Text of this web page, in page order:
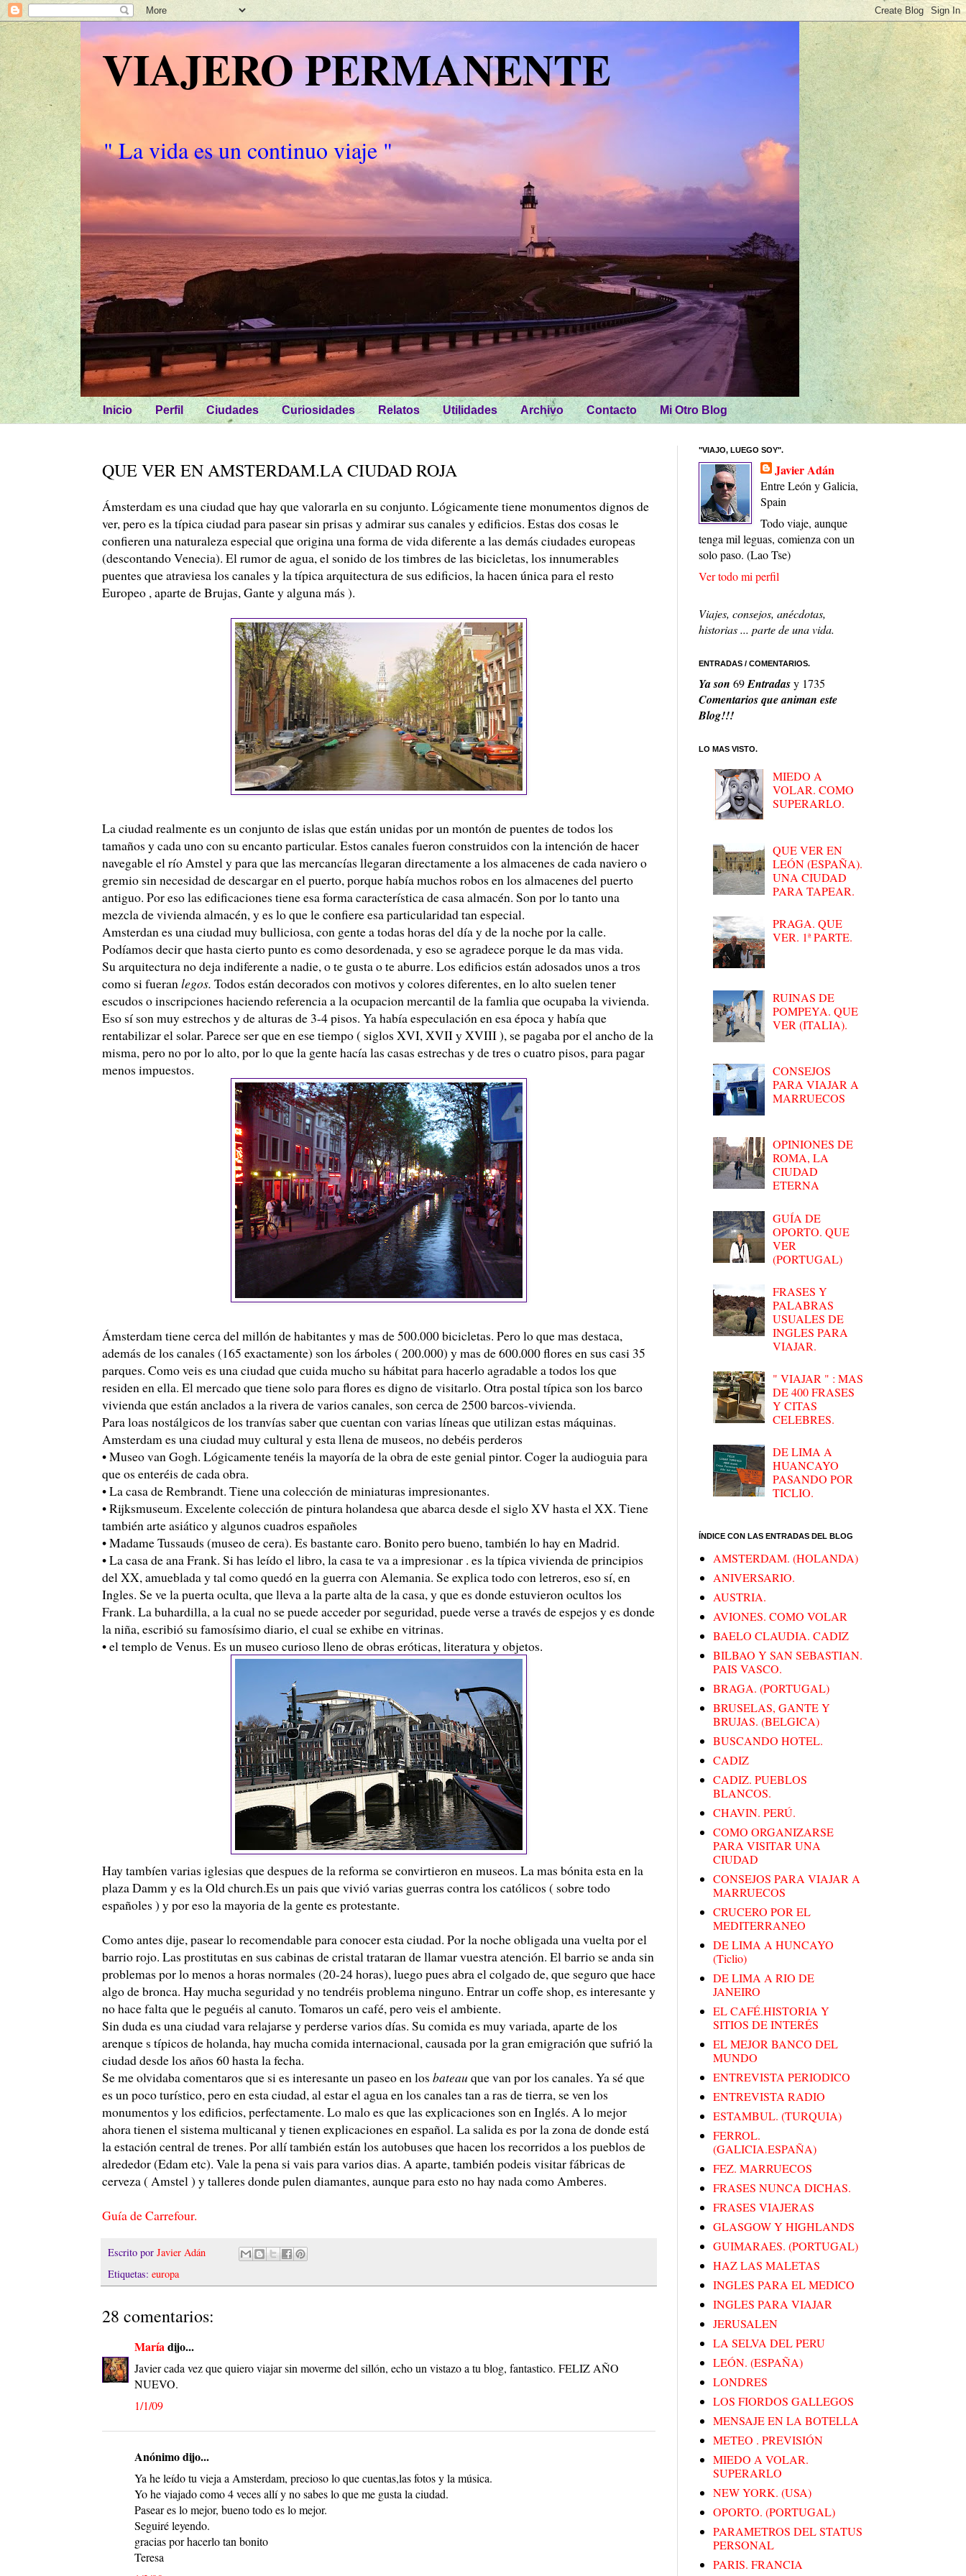
VIAJERO PERMANENTE
" La vida es un continuo viaje "
Inicio Perfil Ciudades Curiosidades Relatos Utilidades Archivo Contacto Mi Otro Blog
QUE VER EN AMSTERDAM.LA CIUDAD ROJA
Ámsterdam es una ciudad que hay que valorarla en su conjunto. Lógicamente tiene monumentos dignos de
ver, pero es la típica ciudad para pasear sin prisas y admirar sus canales y edificios. Estas dos cosas le
confieren una naturaleza especial que origina una forma de vida diferente a las demás ciudades europeas
(descontando Venecia). El rumor de agua, el sonido de los timbres de las bicicletas, los innumerables
puentes que atraviesa los canales y la típica arquitectura de sus edificios, la hacen única para el resto
Europeo , aparte de Brujas, Gante y alguna más ).
La ciudad realmente es un conjunto de islas que están unidas por un montón de puentes de todos los
tamaños y cada uno con su encanto particular. Estos canales fueron construidos con la intención de hacer
navegable el río Amstel y para que las mercancías llegaran directamente a los almacenes de cada naviero o
gremio sin necesidad de descargar en el puerto, porque había muchos robos en los almacenes del puerto
antiguo. Por eso las edificaciones tiene esa forma característica de casa almacén. Son por lo tanto una
mezcla de vivienda almacén, y es lo que le confiere esa particularidad tan especial.
Amsterdan es una ciudad muy bulliciosa, con gente a todas horas del día y de la noche por la calle.
Podíamos decir que hasta cierto punto es como desordenada, y eso se agradece porque le da mas vida.
Su arquitectura no deja indiferente a nadie, o te gusta o te aburre. Los edificios están adosados unos a tros
como si fueran legos. Todos están decorados con motivos y colores diferentes, en lo alto suelen tener
escudos o inscripciones haciendo referencia a la ocupacion mercantil de la famlia que ocupaba la vivienda.
Eso sí son muy estrechos y de alturas de 3-4 pisos. Ya había especulación en esa época y había que
rentabilizar el solar. Parece ser que en ese tiempo ( siglos XVI, XVII y XVIII ), se pagaba por el ancho de la
misma, pero no por lo alto, por lo que la gente hacía las casas estrechas y de tres o cuatro pisos, para pagar
menos impuestos.
Ámsterdam tiene cerca del millón de habitantes y mas de 500.000 bicicletas. Pero lo que mas destaca,
además de los canales (165 exactamente) son los árboles ( 200.000) y mas de 600.000 flores en sus casi 35
parques. Como veis es una ciudad que cuida mucho su hábitat para hacerlo agradable a todos los que
residen en ella. El mercado que tiene solo para flores es digno de visitarlo. Otra postal típica son los barco
vivienda que están anclados a la rivera de varios canales, son cerca de 2500 barcos-vivienda.
Para loas nostálgicos de los tranvías saber que cuentan con varias líneas que utilizan estas máquinas.
Amsterdam es una ciudad muy cultural y esta llena de museos, no debéis perderos
• Museo van Gogh. Lógicamente tenéis la mayoría de la obra de este genial pintor. Coger la audioguia para
que os enteréis de cada obra.
• La casa de Rembrandt. Tiene una colección de miniaturas impresionantes.
• Rijksmuseum. Excelente colección de pintura holandesa que abarca desde el siglo XV hasta el XX. Tiene
también arte asiático y algunos cuadros españoles
• Madame Tussauds (museo de cera). Es bastante caro. Bonito pero bueno, también lo hay en Madrid.
• La casa de ana Frank. Si has leído el libro, la casa te va a impresionar . es la típica vivienda de principios
del XX, amueblada y tal como quedó en la guerra con Alemania. Se explica todo con letreros, eso sí, en
Ingles. Se ve la puerta oculta, que lleva a la parte alta de la casa, y que es donde estuvieron ocultos los
Frank. La buhardilla, a la cual no se puede acceder por seguridad, puede verse a través de espejos y es donde
la niña, escribió su famosísimo diario, el cual se exhibe en vitrinas.
• el templo de Venus. Es un museo curioso lleno de obras eróticas, literatura y objetos.
Hay tambíen varias iglesias que despues de la reforma se convirtieron en museos. La mas bónita esta en la
plaza Damm y es la Old church.Es un pais que vivió varias guerras contra los católicos ( sobre todo
españoles ) y por eso la mayoria de la gente es protestante.
Como antes dije, pasear lo recomendable para conocer esta ciudad. Por la noche obligada una vuelta por el
barrio rojo. Las prostitutas en sus cabinas de cristal trataran de llamar vuestra atención. El barrio se anda sin
problemas por lo menos a horas normales (20-24 horas), luego pues abra el colgado de, que seguro que hace
algo de bronca. Hay mucha seguridad y no tendréis problema ninguno. Entrar un coffe shop, es interesante y
no hace falta que le peguéis al canuto. Tomaros un café, pero veis el ambiente.
Sin duda es una ciudad vara relajarse y perderse varios días. Su comida es muy variada, aparte de los
arenque s típicos de holanda, hay mucha comida internacional, causada por la gran emigración que sufrió la
ciudad desde los años 60 hasta la fecha.
Se me olvidaba comentaros que si es interesante un paseo en los bateau que van por los canales. Ya sé que
es un poco turístico, pero en esta ciudad, al estar el agua en los canales tan a ras de tierra, se ven los
monumentos y los edificios, perfectamente. Lo malo es que las explicaciones son en Inglés. A lo mejor
ahora tienen el sistema multicanal y tienen explicaciones en español. La salida es por la zona de donde está
la estación central de trenes. Por allí también están los autobuses que hacen los recorridos a los pueblos de
alrededor (Edam etc). Vale la pena si vais para varios dias. A aparte, también podeis visitar fábricas de
cerveza ( Amstel ) y talleres donde pulen diamantes, aunque para esto no hay nada como Amberes.
Guía de Carrefour.
Escrito por Javier Adán
Etiquetas: europa
28 comentarios:
Maríadijo...
Javier cada vez que quiero viajar sin moverme del sillón, echo un vistazo a tu blog, fantastico. FELIZ AÑO
NUEVO.
1/1/09
Anónimo dijo...
Ya he leído tu vieja a Amsterdam, precioso lo que cuentas,las fotos y la música.
Yo he viajado como 4 veces allí y no sabes lo que me gusta la ciudad.
Pasear es lo mejor, bueno todo es lo mejor.
Seguiré leyendo.
gracias por hacerlo tan bonito
Teresa
"VIAJO, LUEGO SOY".
Javier Adán
Entre León y Galicia,
Spain
Todo viaje, aunque
tenga mil leguas, comienza con un
solo paso. (Lao Tse)
Ver todo mi perfil
Viajes, consejos, anécdotas,
historias ... parte de una vida.
ENTRADAS / COMENTARIOS.
Ya son 69Entradasy 1735
Comentarios que animan este
Blog!!!
LO MAS VISTO.
MIEDO A
VOLAR. COMO
SUPERARLO.
QUE VER EN
LEÓN (ESPAÑA).
UNA CIUDAD
PARA TAPEAR.
PRAGA. QUE
VER. 1ª PARTE.
RUINAS DE
POMPEYA. QUE
VER (ITALIA).
CONSEJOS
PARA VIAJAR A
MARRUECOS
OPINIONES DE
ROMA, LA
CIUDAD
ETERNA
GUÍA DE
OPORTO. QUE
VER
(PORTUGAL)
FRASES Y
PALABRAS
USUALES DE
INGLES PARA
VIAJAR.
" VIAJAR " : MAS
DE 400 FRASES
Y CITAS
CELEBRES.
DE LIMA A
HUANCAYO
PASANDO POR
TICLIO.
ÍNDICE CON LAS ENTRADAS DEL BLOG
AMSTERDAM. (HOLANDA)
ANIVERSARIO.
AUSTRIA.
AVIONES. COMO VOLAR
BAELO CLAUDIA. CADIZ
BILBAO Y SAN SEBASTIAN.
PAIS VASCO.
BRAGA. (PORTUGAL)
BRUSELAS, GANTE Y
BRUJAS. (BELGICA)
BUSCANDO HOTEL.
CADIZ
CADIZ. PUEBLOS
BLANCOS.
CHAVIN. PERÚ.
COMO ORGANIZARSE
PARA VISITAR UNA
CIUDAD
CONSEJOS PARA VIAJAR A
MARRUECOS
CRUCERO POR EL
MEDITERRANEO
DE LIMA A HUNCAYO
(Ticlio)
DE LIMA A RIO DE
JANEIRO
EL CAFÉ.HISTORIA Y
SITIOS DE INTERÉS
EL MEJOR BANCO DEL
MUNDO
ENTREVISTA PERIODICO
ENTREVISTA RADIO
ESTAMBUL. (TURQUIA)
FERROL.
(GALICIA.ESPAÑA)
FEZ. MARRUECOS
FRASES NUNCA DICHAS.
FRASES VIAJERAS
GLASGOW Y HIGHLANDS
GUIMARAES. (PORTUGAL)
HAZ LAS MALETAS
INGLES PARA EL MEDICO
INGLES PARA VIAJAR
JERUSALEN
LA SELVA DEL PERU
LEÓN. (ESPAÑA)
LONDRES
LOS FIORDOS GALLEGOS
MENSAJE EN LA BOTELLA
METEO . PREVISIÓN
MIEDO A VOLAR.
SUPERARLO
NEW YORK. (USA)
OPORTO. (PORTUGAL)
PARAMETROS DEL STATUS
PERSONAL
PARIS. FRANCIA